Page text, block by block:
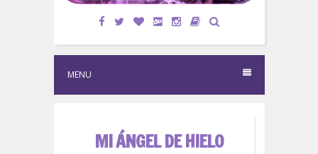
t
t
MENU
MI ÁNGEL DE HIELO